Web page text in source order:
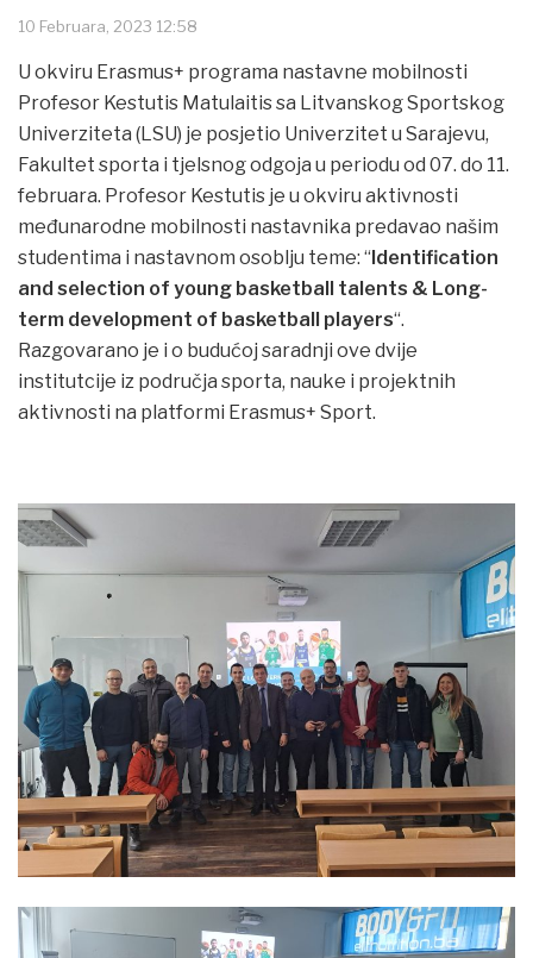
10 Februara, 2023 12:58
U okviru Erasmus+ programa nastavne mobilnosti
Profesor Kestutis Matulaitis sa Litvanskog Sportskog
Univerziteta (LSU) je posjetio Univerzitet u Sarajevu,
Fakultet sporta i tjelsnog odgoja u periodu od 07. do 11.
februara. Profesor Kestutis je u okviru aktivnosti
međunarodne mobilnosti nastavnika predavao našim
studentima i nastavnom osoblju teme: “Identification
and selection of young basketball talents & Long-
term development of basketball players“.
Razgovarano je i o budućoj saradnji ove dvije
institutcije iz područja sporta, nauke i projektnih
aktivnosti na platformi Erasmus+ Sport.